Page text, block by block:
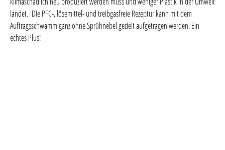
landet. Die PFC-, lösemittel- und treibgasfreie Rezeptur kann mit dem
Auftragsschwamm ganz ohne Sprühnebel gezielt aufgetragen werden. Ein
echtes Plus!